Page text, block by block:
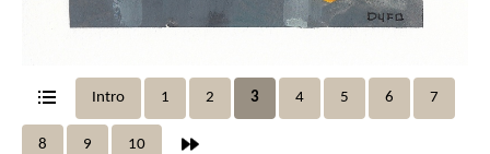
Intro 1 2 3 4 5 6 7
8 9 10